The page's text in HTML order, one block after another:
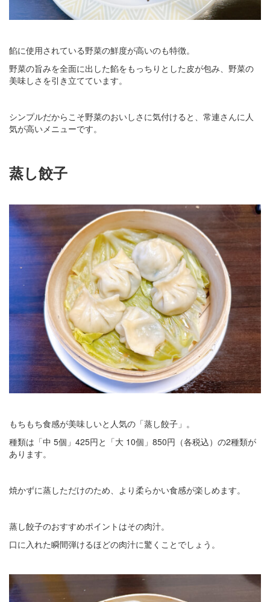
餡に使用されている野菜の鮮度が高いのも特徴。
野菜の旨みを全面に出した餡をもっちりとした皮が包み、野菜の
美味しさを引き立てています。
シンプルだからこそ野菜のおいしさに気付けると、常連さんに人
気が高いメニューです。
蒸し餃子
もちもち食感が美味しいと人気の「蒸し餃子」。
種類は「中 5個」425円と「大 10個」850円（各税込）の2種類が
あります。
焼かずに蒸しただけのため、より柔らかい食感が楽しめます。
蒸し餃子のおすすめポイントはその肉汁。
口に入れた瞬間弾けるほどの肉汁に驚くことでしょう。